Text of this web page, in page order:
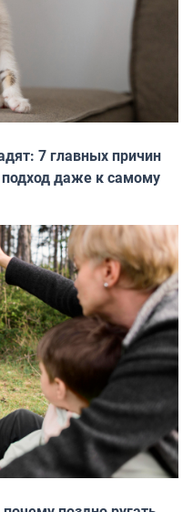
7 главных причин
даже к самому